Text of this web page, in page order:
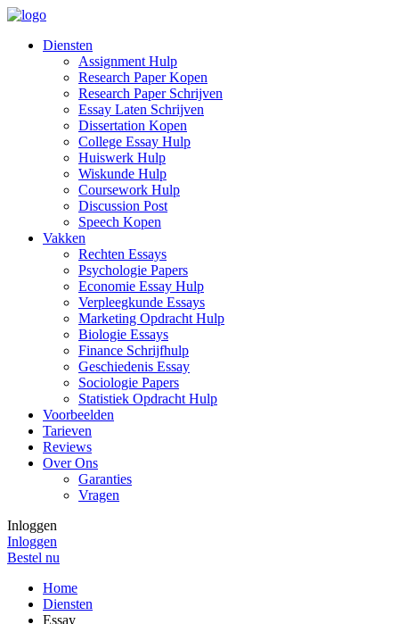
Diensten
Assignment Hulp
Research Paper Kopen
Research Paper Schrijven
Essay Laten Schrijven
Dissertation Kopen
College Essay Hulp
Huiswerk Hulp
Wiskunde Hulp
Coursework Hulp
Discussion Post
Speech Kopen
Vakken
Rechten Essays
Psychologie Papers
Economie Essay Hulp
Verpleegkunde Essays
Marketing Opdracht Hulp
Biologie Essays
Finance Schrijfhulp
Geschiedenis Essay
Sociologie Papers
Statistiek Opdracht Hulp
Voorbeelden
Tarieven
Reviews
Over Ons
Garanties
Vragen
Inloggen
Inloggen
Bestel nu
Home
Diensten
Essay